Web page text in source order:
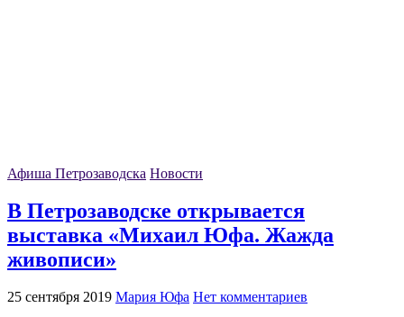
Афиша Петрозаводска Новости
В Петрозаводске открывается
выставка «Михаил Юфа. Жажда
живописи»
25 сентября 2019 Мария Юфа Нет комментариев